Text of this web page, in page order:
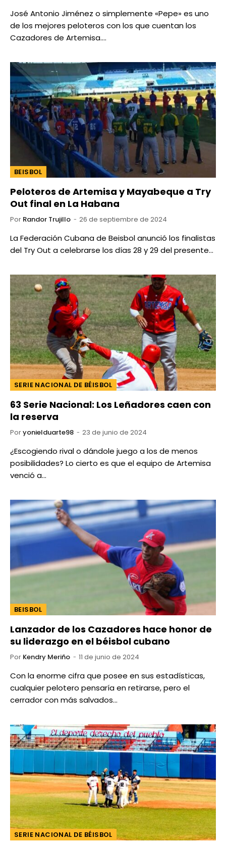
José Antonio Jiménez o simplemente «Pepe» es uno
de los mejores peloteros con los que cuentan los
Cazadores de Artemisa.…
BEISBOL
Peloteros de Artemisa y Mayabeque a Try
Out final en La Habana
Por Randor Trujillo 26 de septiembre de 2024
La Federación Cubana de Beisbol anunció los finalistas
del Try Out a celebrarse los días 28 y 29 del presente…
SERIE NACIONAL DE BÉISBOL
63 Serie Nacional: Los Leñadores caen con
la reserva
Poryonielduarte98 23 de junio de 2024
¿Escogiendo rival o dándole juego a los de menos
posibilidades? Lo cierto es que el equipo de Artemisa
venció a…
BEISBOL
Lanzador de los Cazadores hace honor de
su liderazgo en el béisbol cubano
Por Kendry Meriño 11 de junio de 2024
Con la enorme cifra que posee en sus estadísticas,
cualquier pelotero pensaría en retirarse, pero el
cerrador con más salvados…
SERIE NACIONAL DE BÉISBOL